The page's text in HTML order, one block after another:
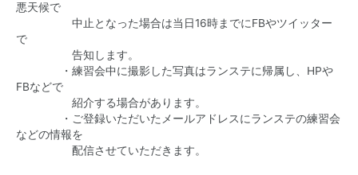
悪天候で
中止となった場合は当日16時までにFBやツイッター
で
告知します。
・練習会中に撮影した写真はランステに帰属し、HPや
FBなどで
紹介する場合があります。
・ご登録いただいたメールアドレスにランステの練習会
などの情報を
配信させていただきます。